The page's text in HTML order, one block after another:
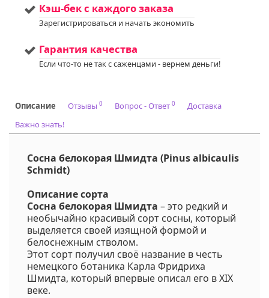
+375298412160
Код на питомнике:
57
Кэш-бек с каждого заказа
Зарегистрироваться и начать экономить
Гарантия качества
Если что-то не так с саженцами - вернем деньги!
Описание Отзывы 0 Вопрос - Ответ 0
Доставка
Важно знать!
Сосна белокорая Шмидта (Pinus albicaulis
Schmidt)
Описание сорта
Сосна белокорая Шмидта – это редкий и
необычайно красивый сорт сосны, который
выделяется своей изящной формой и
белоснежным стволом.
Этот сорт получил своё название в честь
немецкого ботаника Карла Фридриха
Шмидта, который впервые описал его в XIX
веке.